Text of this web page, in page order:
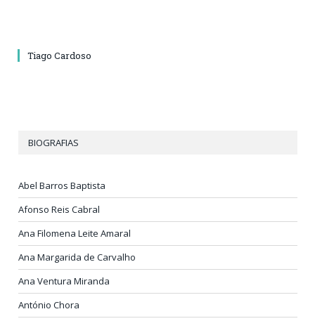
Tiago Cardoso
BIOGRAFIAS
Abel Barros Baptista
Afonso Reis Cabral
Ana Filomena Leite Amaral
Ana Margarida de Carvalho
Ana Ventura Miranda
António Chora